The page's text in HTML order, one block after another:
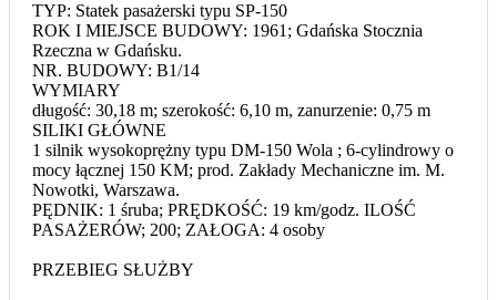
TYP: Statek pasażerski typu SP-150
ROK I MIEJSCE BUDOWY: 1961; Gdańska Stocznia
Rzeczna w Gdańsku.
NR. BUDOWY: B1/14
WYMIARY
długość: 30,18 m; szerokość: 6,10 m, zanurzenie: 0,75 m
SILIKI GŁÓWNE
1 silnik wysokoprężny typu DM-150 Wola ; 6-cylindrowy o
mocy łącznej 150 KM; prod. Zakłady Mechaniczne im. M.
Nowotki, Warszawa.
PĘDNIK: 1 śruba; PRĘDKOŚĆ: 19 km/godz. ILOŚĆ
PASAŻERÓW; 200; ZAŁOGA: 4 osoby
PRZEBIEG SŁUŻBY